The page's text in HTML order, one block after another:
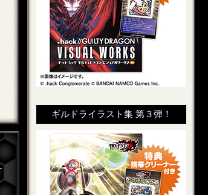
ギルドライラスト集 第３弾！